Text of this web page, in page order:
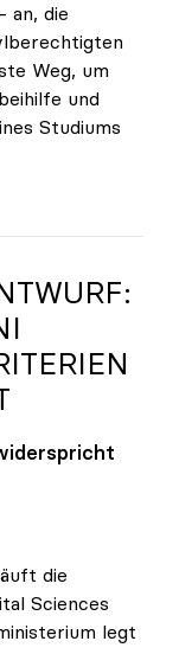
an, die
Weg, um
und
Studiums
in
die
Sciences
legt